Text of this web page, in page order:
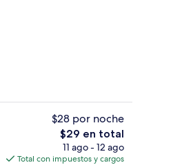
Sala de estar en el lobby
$28 por noche
El
precio
total
$29 en total
11 ago - 12 ago
Total con impuestos y cargos